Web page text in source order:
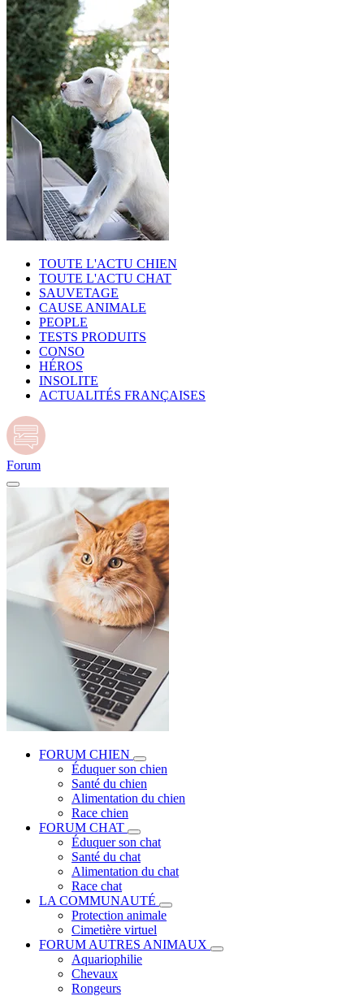
TOUTE L'ACTU CHIEN
TOUTE L'ACTU CHAT
SAUVETAGE
CAUSE ANIMALE
PEOPLE
TESTS PRODUITS
CONSO
HÉROS
INSOLITE
ACTUALITÉS FRANÇAISES
Forum
FORUM CHIEN
Éduquer son chien
Santé du chien
Alimentation du chien
Race chien
FORUM CHAT
Éduquer son chat
Santé du chat
Alimentation du chat
Race chat
LA COMMUNAUTÉ
Protection animale
Cimetière virtuel
FORUM AUTRES ANIMAUX
Aquariophilie
Chevaux
Rongeurs